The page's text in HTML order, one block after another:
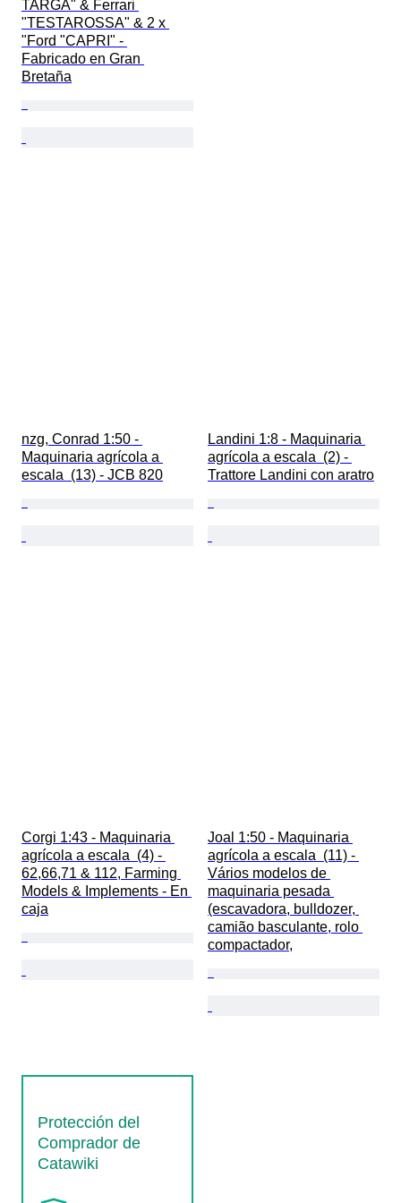
TARGA" & Ferrari
"TESTAROSSA" & 2 x
"Ford "CAPRI" -
Fabricado en Gran
Bretaña
nzg, Conrad 1:50 -
Maquinaria agrícola a
escala  (13) - JCB 820
Landini 1:8 - Maquinaria
agrícola a escala  (2) -
Trattore Landini con aratro
Corgi 1:43 - Maquinaria
agrícola a escala  (4) -
62,66,71 & 112, Farming
Models & Implements - En
caja
Joal 1:50 - Maquinaria
agrícola a escala  (11) -
Vários modelos de
maquinaria pesada
(escavadora, bulldozer,
camião basculante, rolo
compactador,
Protección del
Comprador de
Catawiki